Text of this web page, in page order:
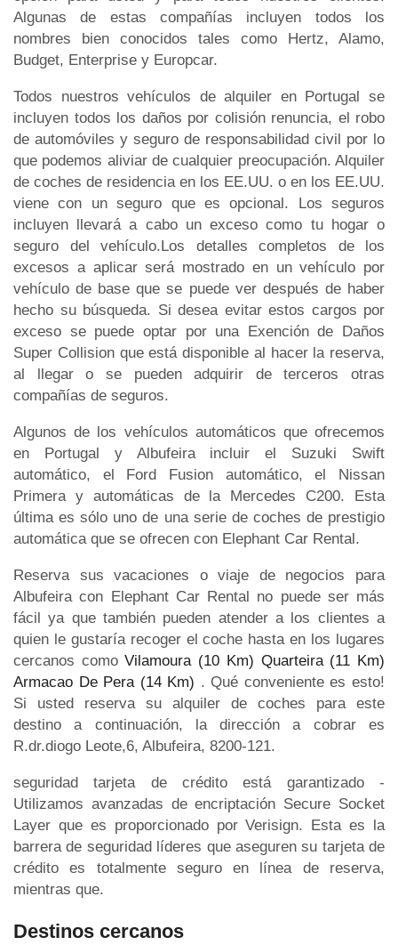
Algunas de estas compañías incluyen todos los
nombres bien conocidos tales como Hertz, Alamo,
Budget, Enterprise y Europcar.
Todos nuestros vehículos de alquiler en Portugal se
incluyen todos los daños por colisión renuncia, el robo
de automóviles y seguro de responsabilidad civil por lo
que podemos aliviar de cualquier preocupación. Alquiler
de coches de residencia en los EE.UU. o en los EE.UU.
viene con un seguro que es opcional. Los seguros
incluyen llevará a cabo un exceso como tu hogar o
seguro del vehículo.Los detalles completos de los
excesos a aplicar será mostrado en un vehículo por
vehículo de base que se puede ver después de haber
hecho su búsqueda. Si desea evitar estos cargos por
exceso se puede optar por una Exención de Daños
Super Collision que está disponible al hacer la reserva,
al llegar o se pueden adquirir de terceros otras
compañías de seguros.
Algunos de los vehículos automáticos que ofrecemos
en Portugal y Albufeira incluir el Suzuki Swift
automático, el Ford Fusion automático, el Nissan
Primera y automáticas de la Mercedes C200. Esta
última es sólo uno de una serie de coches de prestigio
automática que se ofrecen con Elephant Car Rental.
Reserva sus vacaciones o viaje de negocios para
Albufeira con Elephant Car Rental no puede ser más
fácil ya que también pueden atender a los clientes a
quien le gustaría recoger el coche hasta en los lugares
cercanos comoVilamoura (10 Km) Quarteira (11 Km)
Armacao De Pera (14 Km) . Qué conveniente es esto!
Si usted reserva su alquiler de coches para este
destino a continuación, la dirección a cobrar es
R.dr.diogo Leote,6, Albufeira, 8200-121.
seguridad tarjeta de crédito está garantizado -
Utilizamos avanzadas de encriptación Secure Socket
Layer que es proporcionado por Verisign. Esta es la
barrera de seguridad líderes que aseguren su tarjeta de
crédito es totalmente seguro en línea de reserva,
mientras que.
Destinos cercanos